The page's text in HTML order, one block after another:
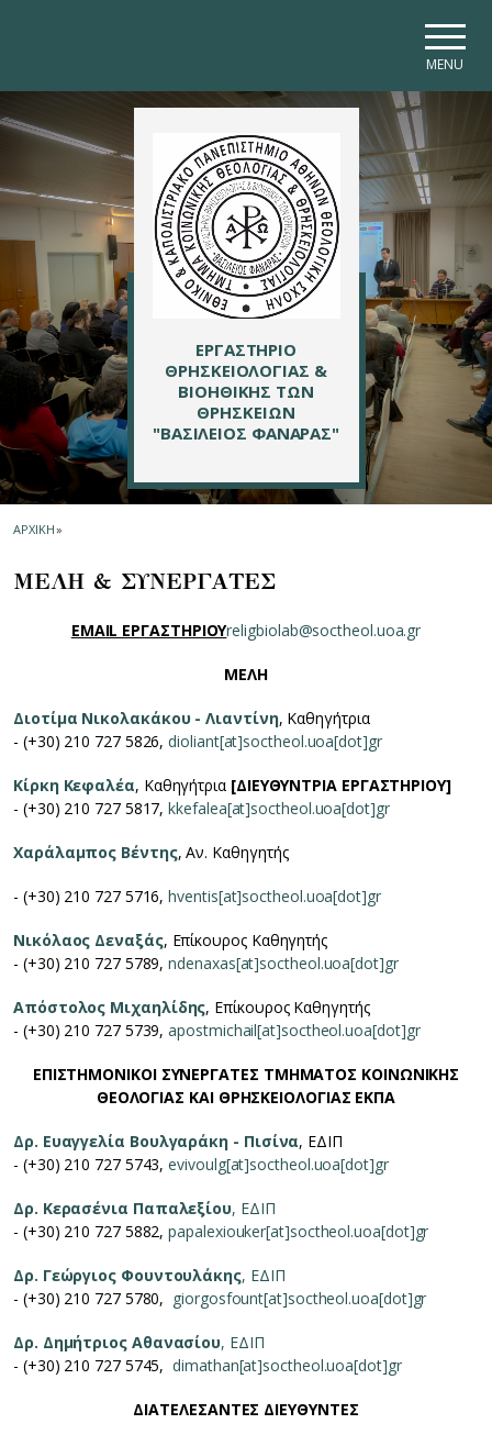
MENU
ΕΡΓΑΣΤΗΡΙΟ
ΘΡΗΣΚΕΙΟΛΟΓΙΑΣ &
ΒΙΟΗΘΙΚΗΣ ΤΩΝ
ΘΡΗΣΚΕΙΩΝ
"ΒΑΣΙΛΕΙΟΣ ΦΑΝΑΡΑΣ"
ΑΡΧΙΚΗ»
ΜΕΛΗ & ΣΥΝΕΡΓΑΤΕΣ
EMAIL ΕΡΓΑΣΤΗΡΙΟΥreligbiolab@soctheol.uoa.gr
ΜΕΛΗ
Διοτίμα Νικολακάκου - Λιαντίνη, Καθηγήτρια
- (+30) 210 727 5826,dioliant[at]soctheol.uoa[dot]gr
Κίρκη Κεφαλέα, Καθηγήτρια [ΔΙΕΥΘΥΝΤΡΙΑ ΕΡΓΑΣΤΗΡΙΟΥ]
- (+30) 210 727 5817,kkefalea[at]soctheol.uoa[dot]gr
Χαράλαμπος Βέντης, Αν. Καθηγητής
- (+30) 210 727 5716,hventis[at]soctheol.uoa[dot]gr
Νικόλαος Δεναξάς, Επίκουρος Καθηγητής
- (+30) 210 727 5789,ndenaxas[at]soctheol.uoa[dot]gr
Απόστολος Μιχαηλίδης, Επίκουρος Καθηγητής
- (+30) 210 727 5739,apostmichail[at]soctheol.uoa[dot]gr
ΕΠΙΣΤΗΜΟΝΙΚΟΙ ΣΥΝΕΡΓΑΤΕΣ ΤΜΗΜΑΤΟΣ ΚΟΙΝΩΝΙΚΗΣ
ΘΕΟΛΟΓΙΑΣ ΚΑΙ ΘΡΗΣΚΕΙΟΛΟΓΙΑΣ ΕΚΠΑ
Δρ. Ευαγγελία Βουλγαράκη - Πισίνα, ΕΔΙΠ
- (+30) 210 727 5743,evivoulg[at]soctheol.uoa[dot]gr
Δρ. Κερασένια Παπαλεξίου, ΕΔΙΠ
- (+30) 210 727 5882,papalexiouker[at]soctheol.uoa[dot]gr
Δρ. Γεώργιος Φουντουλάκης, ΕΔΙΠ
- (+30) 210 727 5780, giorgosfount[at]soctheol.uoa[dot]gr
Δρ. Δημήτριος Αθανασίου, ΕΔΙΠ
- (+30) 210 727 5745,dimathan[at]soctheol.uoa[dot]gr
ΔΙΑΤΕΛΕΣΑΝΤΕΣ ΔΙΕΥΘΥΝΤΕΣ